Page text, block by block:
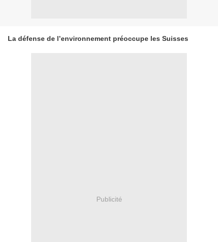
La défense de l’environnement préoccupe les Suisses
Publicité